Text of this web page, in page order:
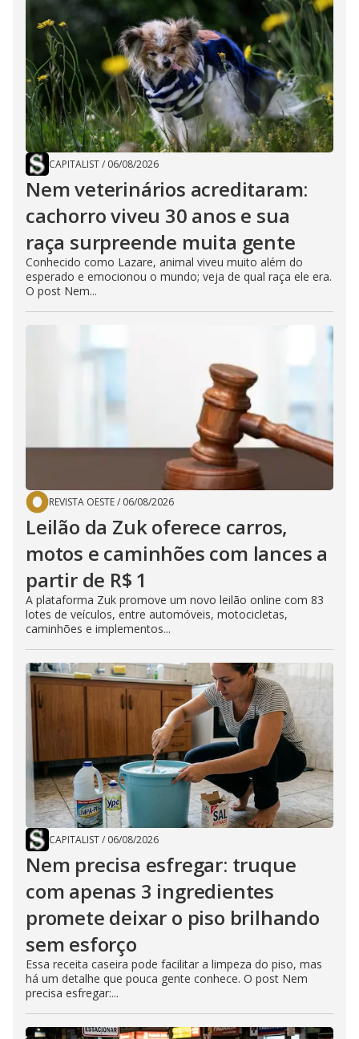
CAPITALIST/ 06/08/2026
Nem veterinários acreditaram:
cachorro viveu 30 anos e sua
raça surpreende muita gente
Conhecido como Lazare, animal viveu muito além do
esperado e emocionou o mundo; veja de qual raça ele era.
O post Nem...
REVISTA OESTE/ 06/08/2026
Leilão da Zuk oferece carros,
motos e caminhões com lances a
partir de R$ 1
A plataforma Zuk promove um novo leilão online com 83
lotes de veículos, entre automóveis, motocicletas,
caminhões e implementos...
CAPITALIST/ 06/08/2026
Nem precisa esfregar: truque
com apenas 3 ingredientes
promete deixar o piso brilhando
sem esforço
Essa receita caseira pode facilitar a limpeza do piso, mas
há um detalhe que pouca gente conhece. O post Nem
precisa esfregar:...